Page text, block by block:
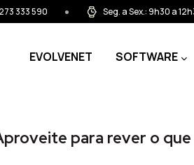
273 333 590 Seg. a Sex.: 9h30 a
EVOLVENET SOFTWARE
para rever o